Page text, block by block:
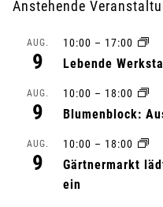
a
Anstehende
AUG.
9
10:00 – 17:00
Lebende
AUG.
9
10:00 – 18:00
Blumenblock:
AUG.
9
10:00 – 18:00
Gärtnermarkt
ein